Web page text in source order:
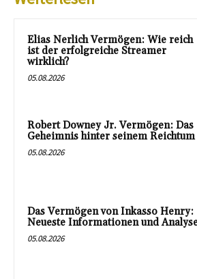
Elias Nerlich Vermögen: Wie reich
ist der erfolgreiche Streamer
wirklich?
05.08.2026
Robert Downey Jr. Vermögen: Das
Geheimnis hinter seinem Reichtum
05.08.2026
Das Vermögen von Inkasso Henry:
Neueste Informationen und
05.08.2026